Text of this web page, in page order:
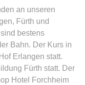
an unseren
Fürth und
bestens
Bahn. Der Kurs in
Erlangen statt.
Fürth statt. Der
Hotel Forchheim